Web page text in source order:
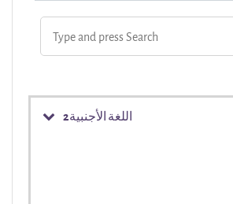
اللغة الأجنبية2